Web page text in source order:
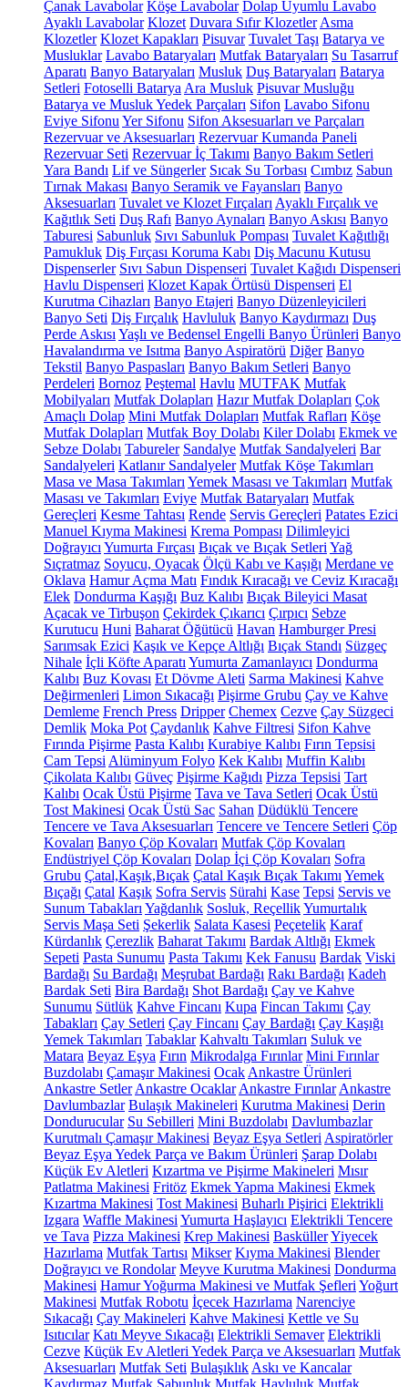
Çanak Lavabolar Köşe Lavabolar Dolap Uyumlu Lavabo
Ayaklı Lavabolar Klozet Duvara Sıfır Klozetler Asma
Klozetler Klozet Kapakları Pisuvar Tuvalet Taşı Batarya ve
Musluklar Lavabo Bataryaları Mutfak Bataryaları Su Tasarruf
Aparatı Banyo Bataryaları Musluk Duş Bataryaları Batarya
Setleri Fotoselli Batarya Ara Musluk Pisuvar Musluğu
Batarya ve Musluk Yedek Parçaları Sifon Lavabo Sifonu
Eviye Sifonu Yer Sifonu Sifon Aksesuarları ve Parçaları
Rezervuar ve Aksesuarları Rezervuar Kumanda Paneli
Rezervuar Seti Rezervuar İç Takımı Banyo Bakım Setleri
Yara Bandı Lif ve Süngerler Sıcak Su Torbası Cımbız Sabun
Tırnak Makası Banyo Seramik ve Fayansları Banyo
Aksesuarları Tuvalet ve Klozet Fırçaları Ayaklı Fırçalık ve
Kağıtlık Seti Duş Rafı Banyo Aynaları Banyo Askısı Banyo
Taburesi Sabunluk Sıvı Sabunluk Pompası Tuvalet Kağıtlığı
Pamukluk Diş Fırçası Koruma Kabı Diş Macunu Kutusu
Dispenserler Sıvı Sabun Dispenseri Tuvalet Kağıdı Dispenseri
Havlu Dispenseri Klozet Kapak Örtüsü Dispenseri El
Kurutma Cihazları Banyo Etajeri Banyo Düzenleyicileri
Banyo Seti Diş Fırçalık Havluluk Banyo Kaydırmazı Duş
Perde Askısı Yaşlı ve Bedensel Engelli Banyo Ürünleri Banyo
Havalandırma ve Isıtma Banyo Aspiratörü Diğer Banyo
Tekstil Banyo Paspasları Banyo Bakım Setleri Banyo
Perdeleri Bornoz Peştemal Havlu MUTFAK Mutfak
Mobilyaları Mutfak Dolapları Hazır Mutfak Dolapları Çok
Amaçlı Dolap Mini Mutfak Dolapları Mutfak Rafları Köşe
Mutfak Dolapları Mutfak Boy Dolabı Kiler Dolabı Ekmek ve
Sebze Dolabı Tabureler Sandalye Mutfak Sandalyeleri Bar
Sandalyeleri Katlanır Sandalyeler Mutfak Köşe Takımları
Masa ve Masa Takımları Yemek Masası ve Takımları Mutfak
Masası ve Takımları Eviye Mutfak Bataryaları Mutfak
Gereçleri Kesme Tahtası Rende Servis Gereçleri Patates Ezici
Manuel Kıyma Makinesi Krema Pompası Dilimleyici
Doğrayıcı Yumurta Fırçası Bıçak ve Bıçak Setleri Yağ
Sıçratmaz Soyucu, Oyacak Ölçü Kabı ve Kaşığı Merdane ve
Oklava Hamur Açma Matı Fındık Kıracağı ve Ceviz Kıracağı
Elek Dondurma Kaşığı Buz Kalıbı Bıçak Bileyici Masat
Açacak ve Tirbuşon Çekirdek Çıkarıcı Çırpıcı Sebze
Kurutucu Huni Baharat Öğütücü Havan Hamburger Presi
Sarımsak Ezici Kaşık ve Kepçe Altlığı Bıçak Standı Süzgeç
Nihale İçli Köfte Aparatı Yumurta Zamanlayıcı Dondurma
Kalıbı Buz Kovası Et Dövme Aleti Sarma Makinesi Kahve
Değirmenleri Limon Sıkacağı Pişirme Grubu Çay ve Kahve
Demleme French Press Dripper Chemex Cezve Çay Süzgeci
Demlik Moka Pot Çaydanlık Kahve Filtresi Sifon Kahve
Fırında Pişirme Pasta Kalıbı Kurabiye Kalıbı Fırın Tepsisi
Cam Tepsi Alüminyum Folyo Kek Kalıbı Muffin Kalıbı
Çikolata Kalıbı Güveç Pişirme Kağıdı Pizza Tepsisi Tart
Kalıbı Ocak Üstü Pişirme Tava ve Tava Setleri Ocak Üstü
Tost Makinesi Ocak Üstü Sac Sahan Düdüklü Tencere
Tencere ve Tava Aksesuarları Tencere ve Tencere Setleri Çöp
Kovaları Banyo Çöp Kovaları Mutfak Çöp Kovaları
Endüstriyel Çöp Kovaları Dolap İçi Çöp Kovaları Sofra
Grubu Çatal,Kaşık,Bıçak Çatal Kaşık Bıçak Takımı Yemek
Bıçağı Çatal Kaşık Sofra Servis Sürahi Kase Tepsi Servis ve
Sunum Tabakları Yağdanlık Sosluk, ReçellikYumurtalık
Servis Maşa Seti Şekerlik Salata Kasesi Peçetelik Karaf
Kürdanlık Çerezlik Baharat Takımı Bardak Altlığı Ekmek
Sepeti Pasta Sunumu Pasta Takımı Kek Fanusu Bardak Viski
Bardağı Su Bardağı Meşrubat Bardağı Rakı Bardağı Kadeh
Bardak Seti Bira Bardağı Shot Bardağı Çay ve Kahve
Sunumu Sütlük Kahve Fincanı Kupa Fincan Takımı Çay
Tabakları Çay Setleri Çay Fincanı Çay Bardağı Çay Kaşığı
Yemek Takımları Tabaklar Kahvaltı Takımları Suluk ve
Matara Beyaz Eşya Fırın Mikrodalga Fırınlar Mini Fırınlar
Buzdolabı Çamaşır Makinesi Ocak Ankastre Ürünleri
Ankastre Setler Ankastre Ocaklar Ankastre Fırınlar Ankastre
Davlumbazlar Bulaşık Makineleri Kurutma Makinesi Derin
Dondurucular Su Sebilleri Mini Buzdolabı Davlumbazlar
Kurutmalı Çamaşır Makinesi Beyaz Eşya Setleri Aspiratörler
Beyaz Eşya Yedek Parça ve Bakım Ürünleri Şarap Dolabı
Küçük Ev Aletleri Kızartma ve Pişirme Makineleri Mısır
Patlatma Makinesi Fritöz Ekmek Yapma Makinesi Ekmek
Kızartma Makinesi Tost Makinesi Buharlı Pişirici Elektrikli
Izgara Waffle Makinesi Yumurta Haşlayıcı Elektrikli Tencere
ve Tava Pizza Makinesi Krep Makinesi BasküllerYiyecek
Hazırlama Mutfak Tartısı Mikser Kıyma Makinesi Blender
Doğrayıcı ve Rondolar Meyve Kurutma Makinesi Dondurma
Makinesi Hamur Yoğurma Makinesi ve Mutfak Şefleri Yoğurt
Makinesi Mutfak Robotu İçecek Hazırlama Narenciye
Sıkacağı Çay Makineleri Kahve Makinesi Kettle ve Su
Isıtıcılar Katı Meyve Sıkacağı Elektrikli Semaver Elektrikli
Cezve Küçük Ev Aletleri Yedek Parça ve Aksesuarları Mutfak
Aksesuarları Mutfak Seti Bulaşıklık Askı ve Kancalar
Kaydırmaz Mutfak Sabunluk Mutfak Havluluk Mutfak